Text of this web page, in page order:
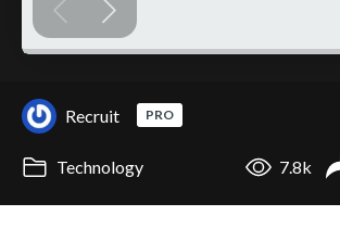
Recruit PRO
Technology 7.8k